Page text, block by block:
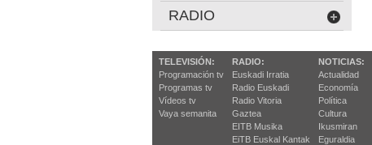
RADIO
TELEVISIÓN:
Programación tv
Programas tv
Vídeos tv
Vaya semanita
RADIO:
Euskadi Irratia
Radio Euskadi
Radio Vitoria
Gaztea
EITB Musika
EiTB Euskal Kantak
NOTICIAS:
Actualidad
Economía
Política
Cultura
Ikusmiran
Eguraldia